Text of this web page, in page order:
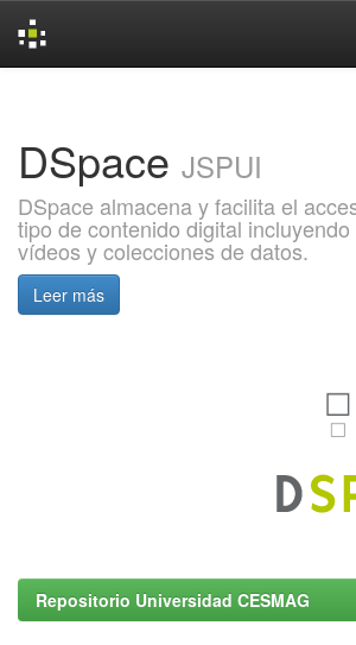
DSpace JSPUI
DSpace almacena y facilita el
tipo de contenido digital
vídeos y colecciones de datos.
Leer más
Repositorio Universidad CESMAG